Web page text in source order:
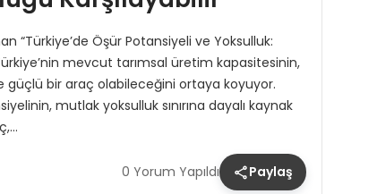
“Türkiye’de Öşür Potansiyeli ve Yoksulluk:
mevcut tarımsal üretim kapasitesinin,
bir araç olabileceğini ortaya koyuyor.
mutlak yoksulluk sınırına dayalı kaynak
0 Yorum Yapıldı Paylaş